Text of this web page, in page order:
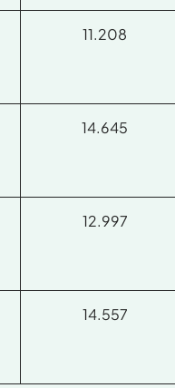
11.208
14.645
12.997
14.557